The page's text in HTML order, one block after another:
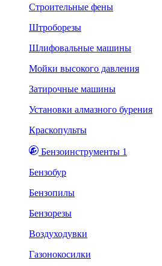
Строительные фены
Штроборезы
Шлифовальные машины
Мойки высокого давления
Затирочные машины
Установки алмазного бурения
Краскопульты
Бензоинструменты 1
Бензобур
Бензопилы
Бензорезы
Воздуходувки
Газонокосилки